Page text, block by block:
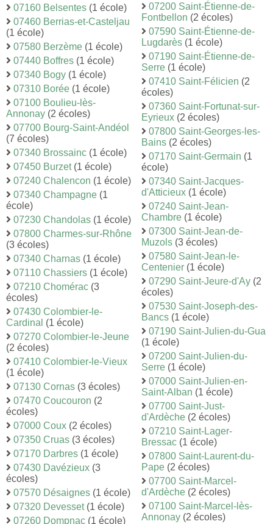
07160 Belsentes (1 école)
07460 Berrias-et-Casteljau
(1 école)
07580 Berzème (1 école)
07440 Boffres (1 école)
07340 Bogy (1 école)
07310 Borée (1 école)
07100 Boulieu-lès-
Annonay (2 écoles)
07700 Bourg-Saint-Andéol
(7 écoles)
07340 Brossainc (1 école)
07450 Burzet(1 école)
07240 Chalencon (1 école)
07340 Champagne (1
école)
07230 Chandolas (1 école)
07800 Charmes-sur-Rhône
(3 écoles)
07340 Charnas (1 école)
07110 Chassiers (1 école)
07210 Chomérac (3
écoles)
07430 Colombier-le-
Cardinal (1 école)
07270 Colombier-le-Jeune
(2 écoles)
07410 Colombier-le-Vieux
(1 école)
07130 Cornas (3 écoles)
07470 Coucouron (2
écoles)
07000 Coux (2 écoles)
07350 Cruas (3 écoles)
07170 Darbres (1 école)
07430 Davézieux (3
écoles)
07570 Désaignes (1 école)
07320 Devesset(1 école)
07260 Dompnac (1 école)
07200 Saint-Étienne-de-
Fontbellon (2 écoles)
07590 Saint-Étienne-de-
Lugdarès (1 école)
07190 Saint-Étienne-de-
Serre (1 école)
07410 Saint-Félicien (2
écoles)
07360 Saint-Fortunat-sur-
Eyrieux (2 écoles)
07800 Saint-Georges-les-
Bains (2 écoles)
07170 Saint-Germain (1
école)
07340 Saint-Jacques-
d'Atticieux (1 école)
07240 Saint-Jean-
Chambre (1 école)
07300 Saint-Jean-de-
Muzols (3 écoles)
07580 Saint-Jean-le-
Centenier (1 école)
07290 Saint-Jeure-d'Ay (2
écoles)
07530 Saint-Joseph-des-
Bancs (1 école)
07190 Saint-Julien-du-Gua
(1 école)
07200 Saint-Julien-du-
Serre (1 école)
07000 Saint-Julien-en-
Saint-Alban (1 école)
07700 Saint-Just-
d'Ardèche (2 écoles)
07210 Saint-Lager-
Bressac (1 école)
07800 Saint-Laurent-du-
Pape (2 écoles)
07700 Saint-Marcel-
d'Ardèche (2 écoles)
07100 Saint-Marcel-lès-
Annonay (2 écoles)